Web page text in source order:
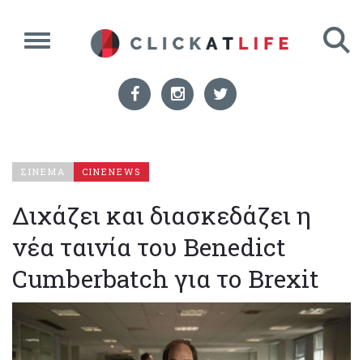
ΣΙΝΕΜΑ CINENEWS
Διχάζει και διασκεδάζει η
νέα ταινία του Benedict
Cumberbatch για το Brexit